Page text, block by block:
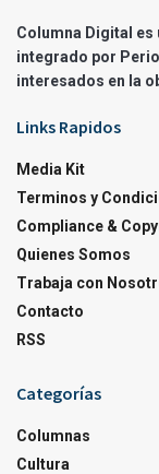
Columna Digital es
integrado por
interesados en la
Links Rapidos
Media Kit
Terminos y
Compliance &
Quienes Somos
Trabaja con
Contacto
RSS
Categorías
Columnas
Cultura